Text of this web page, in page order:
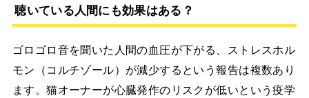
聴いている人間にも効果はある？
ゴロゴロ音を聞いた人間の血圧が下がる、ストレスホル
モン（コルチゾール）が減少するという報告は複数あり
ます。猫オーナーが心臓発作のリスクが低いという疫学